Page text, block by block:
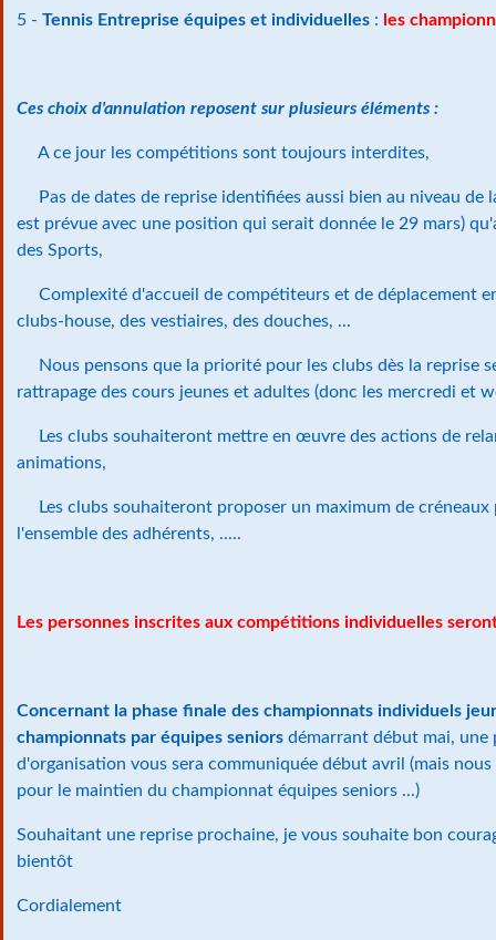
5 - Tennis Entreprise équipes et individuelles : les
Ces choix d'annulation reposent sur plusieurs éléments :
A ce jour les compétitions sont toujours interdites,
Pas de dates de reprise identifiées aussi bien au niveau de
est prévue avec une position qui serait donnée le 29 mars)
des Sports,
Complexité d'accueil de compétiteurs et de déplacement
clubs-house, des vestiaires, des douches, ...
Nous pensons que la priorité pour les clubs dès la reprise
rattrapage des cours jeunes et adultes (donc les mercredi et
Les clubs souhaiteront mettre en œuvre des actions de
animations,
Les clubs souhaiteront proposer un maximum de créneaux
l'ensemble des adhérents, .....
Les personnes inscrites aux compétitions individuelles
Concernant la phase finale des championnats individuels
championnats par équipes seniors démarrant début mai, une
d'organisation vous sera communiquée début avril (mais
pour le maintien du championnat équipes seniors ...)
Souhaitant une reprise prochaine, je vous souhaite bon
bientôt
Cordialement